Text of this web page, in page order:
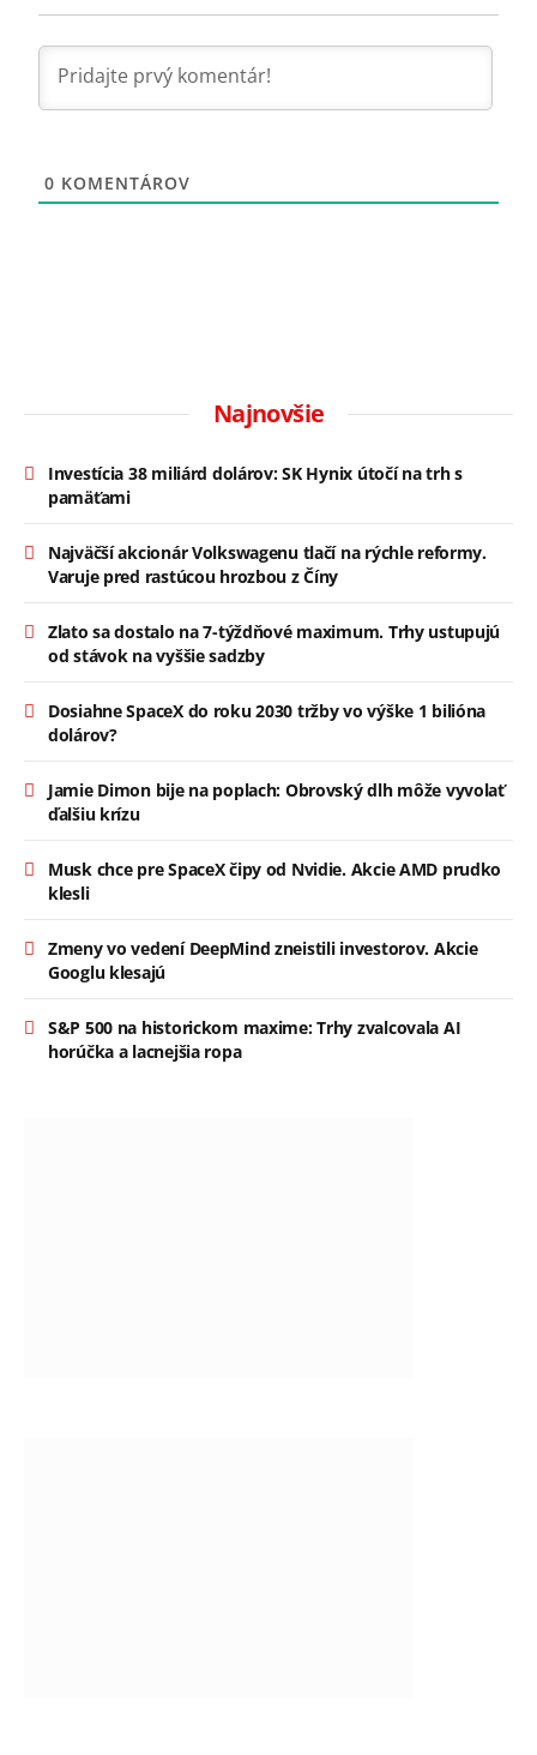
0 KOMENTÁROV
Najnovšie
Investícia 38 miliárd dolárov: SK Hynix útočí na trh s
pamäťami
Najväčší akcionár Volkswagenu tlačí na rýchle reformy.
Varuje pred rastúcou hrozbou z Číny
Zlato sa dostalo na 7-týždňové maximum. Trhy ustupujú
od stávok na vyššie sadzby
Dosiahne SpaceX do roku 2030 tržby vo výške 1 bilióna
dolárov?
Jamie Dimon bije na poplach: Obrovský dlh môže vyvolať
ďalšiu krízu
Musk chce pre SpaceX čipy od Nvidie. Akcie AMD prudko
klesli
Zmeny vo vedení DeepMind zneistili investorov. Akcie
Googlu klesajú
S&P 500 na historickom maxime: Trhy zvalcovala AI
horúčka a lacnejšia ropa